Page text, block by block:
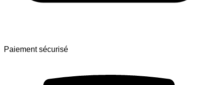
Paiement sécurisé